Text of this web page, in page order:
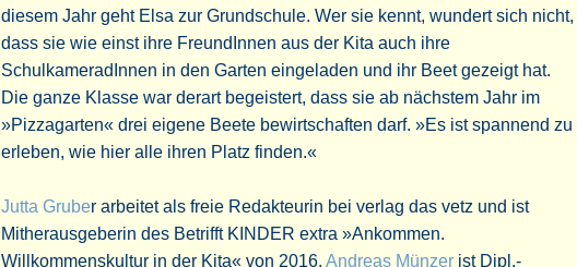
diesem Jahr geht Elsa zur Grundschule. Wer sie kennt, wundert sich nicht,
dass sie wie einst ihre FreundInnen aus der Kita auch ihre
SchulkameradInnen in den Garten eingeladen und ihr Beet gezeigt hat.
Die ganze Klasse war derart begeistert, dass sie ab nächstem Jahr im
»Pizzagarten« drei eigene Beete bewirtschaften darf. »Es ist spannend zu
erleben, wie hier alle ihren Platz finden.«
Jutta Gruber arbeitet als freie Redakteurin bei verlag das vetz und ist
Mitherausgeberin des Betrifft KINDER extra »Ankommen.
Willkommenskultur in der Kita« von 2016. Andreas Münzer ist Dipl.-